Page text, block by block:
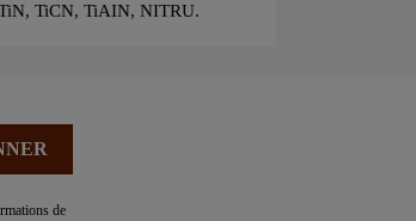
TiCN, TiAIN, NITRU.
de